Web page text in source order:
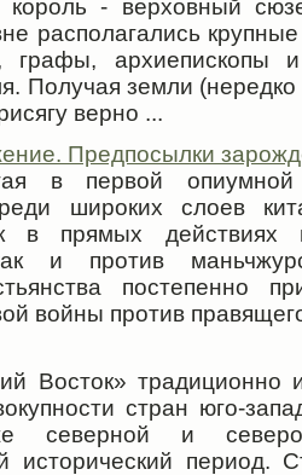
король - вер­ховный
располагались
графы, архиепископы и
Получая земли
верно ...
Предпосылки
в первой
широких слоев
в прямых действиях
и против
постепенно
войны против
Восток» традиционно
стран юго-
северной и
исторический период.